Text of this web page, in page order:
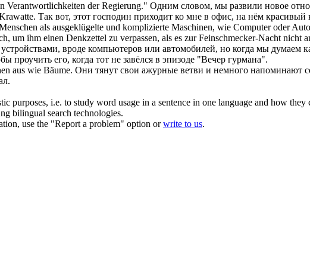
Verantwortlichkeiten der Regierung." Одним словом, мы развили новое
Так вот, этот господин приходит ко мне в офис, на нём красивый
als ausgeklügelte und komplizierte Maschinen, wie Computer oder
um ihm einen Denkzettel zu verpassen, als es zur Feinschmecker-Nacht nicht
вроде компьютеров или автомобилей, но когда мы думаем
проучить его, когда тот не завёлся в эпизоде "Вечер гурмана".
aus wie Bäume. Они тянут свои ажурные ветви и немного напоминают
i.e. to study word usage in a sentence in one language and how they
bilingual search technologies.
use the "Report a problem" option orwrite to us.